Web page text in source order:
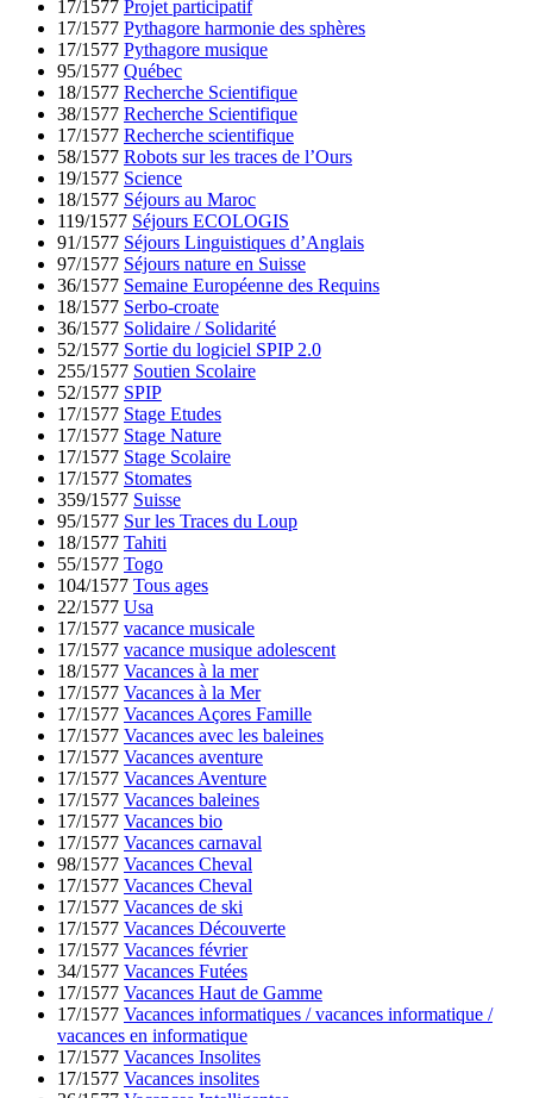
17/1577 Projet participatif
17/1577 Pythagore harmonie des sphères
17/1577 Pythagore musique
95/1577 Québec
18/1577 Recherche Scientifique
38/1577 Recherche Scientifique
17/1577 Recherche scientifique
58/1577 Robots sur les traces de l’Ours
19/1577 Science
18/1577 Séjours au Maroc
119/1577 Séjours ECOLOGIS
91/1577 Séjours Linguistiques d’Anglais
97/1577 Séjours nature en Suisse
36/1577 Semaine Européenne des Requins
18/1577 Serbo-croate
36/1577 Solidaire / Solidarité
52/1577 Sortie du logiciel SPIP 2.0
255/1577 Soutien Scolaire
52/1577 SPIP
17/1577 Stage Etudes
17/1577 Stage Nature
17/1577 Stage Scolaire
17/1577 Stomates
359/1577 Suisse
95/1577 Sur les Traces du Loup
18/1577 Tahiti
55/1577 Togo
104/1577 Tous ages
22/1577 Usa
17/1577 vacance musicale
17/1577 vacance musique adolescent
18/1577 Vacances à la mer
17/1577 Vacances à la Mer
17/1577 Vacances Açores Famille
17/1577 Vacances avec les baleines
17/1577 Vacances aventure
17/1577 Vacances Aventure
17/1577 Vacances baleines
17/1577 Vacances bio
17/1577 Vacances carnaval
98/1577 Vacances Cheval
17/1577 Vacances Cheval
17/1577 Vacances de ski
17/1577 Vacances Découverte
17/1577 Vacances février
34/1577 Vacances Futées
17/1577 Vacances Haut de Gamme
17/1577 Vacances informatiques / vacances informatique /
vacances en informatique
17/1577 Vacances Insolites
17/1577 Vacances insolites